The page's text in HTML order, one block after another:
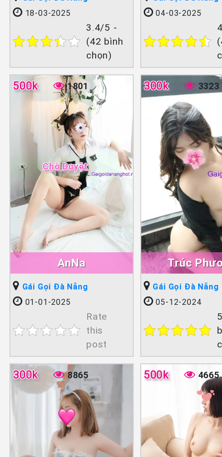
18-03-2025
3.4/5 -
(42 bình
chọn)
04-03-2025
AnNa
500k 1801
Chờ Duyệt
Gái Gọi Đà Nẵng
01-01-2025
Rate
this
post
Trúc
300k 3323
Gái Gọi Đà Nẵng
05-12-2024
300k 8865 500k 4665